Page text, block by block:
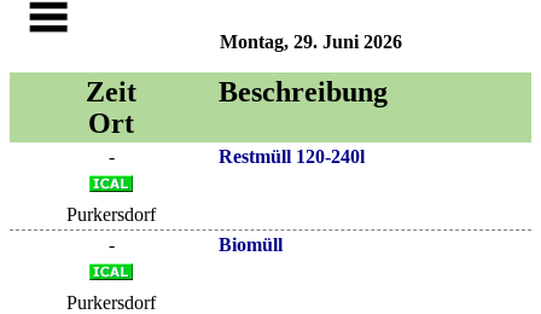
Montag, 29. Juni 2026
Zeit
Ort
Beschreibung
-
Purkersdorf
Restmüll 120-240l
-
Purkersdorf
Biomüll